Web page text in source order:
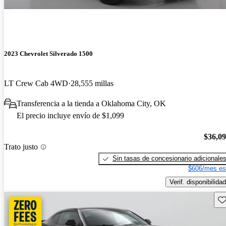
2023 Chevrolet Silverado 1500
LT Crew Cab 4WD 28,555 millas
Transferencia a la tienda a Oklahoma City, OK
El precio incluye envío de $1,099
Trato justo
Sin tasas de concesionario adicionales
$606/mes
Verif. disponibilidad